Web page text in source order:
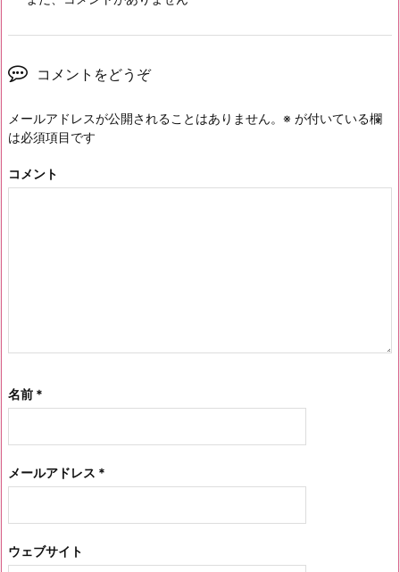
コメントをどうぞ
メールアドレスが公開されることはありません。 ※ が付いている欄
は必須項目です
コメント
名前 *
メールアドレス *
ウェブサイト